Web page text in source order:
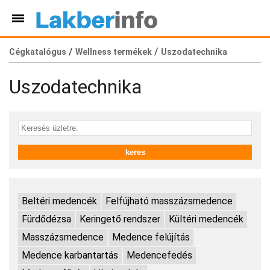
Cégkatalógus / Wellness termékek / Uszodatechnika
Uszodatechnika
Beltéri medencék
Felfújható masszázsmedence
Fürdődézsa
Keringető rendszer
Kültéri medencék
Masszázsmedence
Medence felújítás
Medence karbantartás
Medencefedés